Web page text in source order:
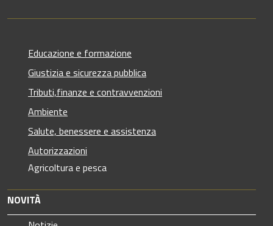
Educazione e formazione
Giustizia e sicurezza pubblica
Tributi,finanze e contravvenzioni
Ambiente
Salute, benessere e assistenza
Autorizzazioni
Agricoltura e pesca
NOVITÀ